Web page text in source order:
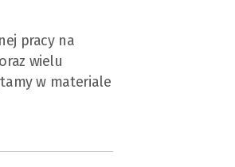
pracy na
wielu
w materiale